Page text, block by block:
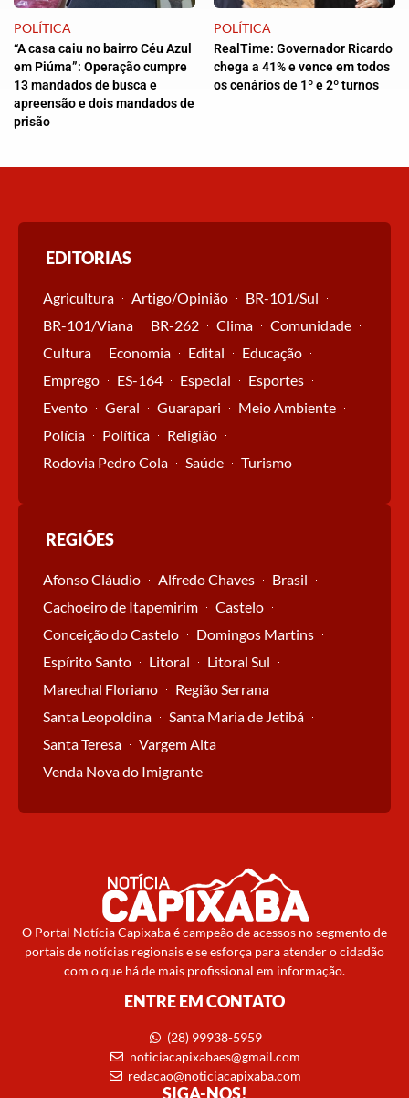
POLÍTICA
“A casa caiu no bairro Céu Azul
em Piúma”: Operação cumpre
13 mandados de busca e
apreensão e dois mandados de
prisão
POLÍTICA
RealTime: Governador Ricardo
chega a 41% e vence em todos
os cenários de 1º e 2º turnos
EDITORIAS
Agricultura Artigo/Opinião
BR-101/Sul
BR-101/Viana
BR-262 Clima
Comunidade
Cultura
Economia Edital
Educação
Emprego
ES-164 Especial
Esportes
Evento
Geral Guarapari
Meio Ambiente
Polícia
Política
Religião
Rodovia Pedro Cola
Saúde Turismo
REGIÕES
Afonso Cláudio Alfredo Chaves
Brasil
Cachoeiro de Itapemirim
Castelo
Conceição do Castelo
Domingos Martins
Espírito Santo
Litoral
Litoral Sul
Marechal Floriano
Região Serrana
Santa Leopoldina
Santa Maria de Jetibá
Santa Teresa
Vargem Alta
Venda Nova do Imigrante
O Portal Notícia Capixaba é campeão de acessos no segmento de
portais de notícias regionais e se esforça para atender o cidadão
com o que há de mais profissional em informação.
ENTRE EM CONTATO
(28) 99938-5959
noticiacapixabaes@gmail.com
redacao@noticiacapixaba.com
SIGA-NOS!